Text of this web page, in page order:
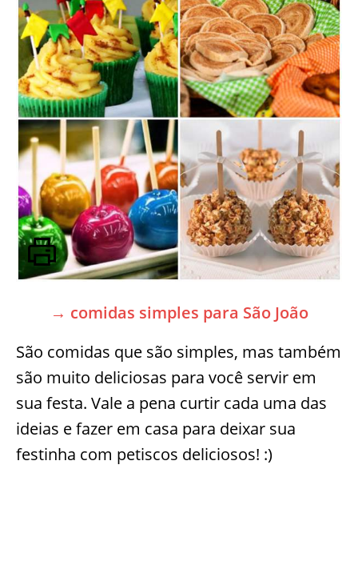
→ comidas simples para São João
São comidas que são simples, mas também
são muito deliciosas para você servir em
sua festa. Vale a pena curtir cada uma das
ideias e fazer em casa para deixar sua
festinha com petiscos deliciosos! :)